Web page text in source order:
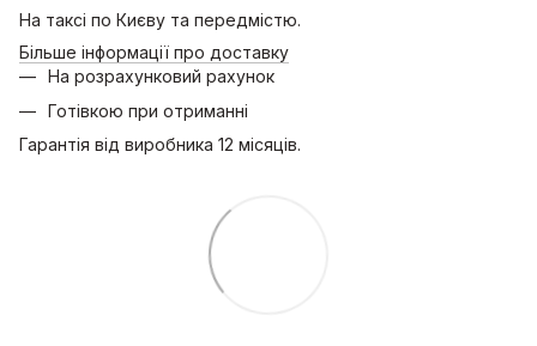
На таксі по Києву та передмістю.
Більше інформації про доставку
На розрахунковий рахунок
Готівкою при отриманні
Гарантія від виробника 12 місяців.